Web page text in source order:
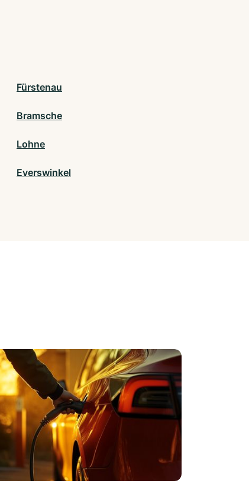
Fürstenau
Bramsche
Lohne
Everswinkel